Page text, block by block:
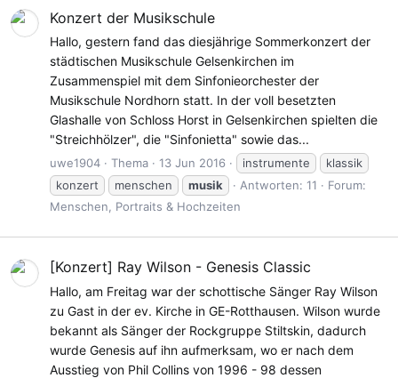
Konzert der Musikschule
Hallo, gestern fand das diesjährige Sommerkonzert der
städtischen Musikschule Gelsenkirchen im
Zusammenspiel mit dem Sinfonieorchester der
Musikschule Nordhorn statt. In der voll besetzten
Glashalle von Schloss Horst in Gelsenkirchen spielten die
"Streichhölzer", die "Sinfonietta" sowie das...
uwe1904 Thema 13 Jun 2016 instrumente
klassik
konzert
menschen musik Antworten: 11
Forum:
Menschen, Portraits & Hochzeiten
[Konzert] Ray Wilson - Genesis Classic
Hallo, am Freitag war der schottische Sänger Ray Wilson
zu Gast in der ev. Kirche in GE-Rotthausen. Wilson wurde
bekannt als Sänger der Rockgruppe Stiltskin, dadurch
wurde Genesis auf ihn aufmerksam, wo er nach dem
Ausstieg von Phil Collins von 1996 - 98 dessen